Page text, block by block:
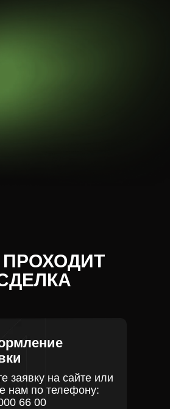
заявку на сайте или
нам по телефону:
66 00
ПРОХОДИТ